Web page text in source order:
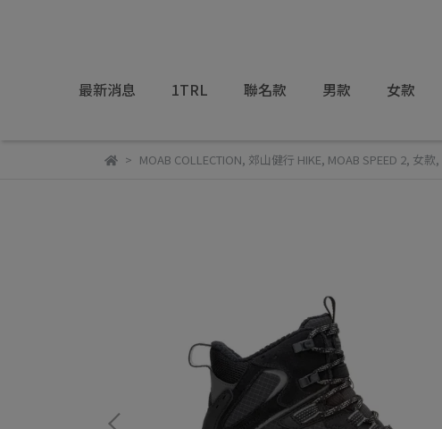
最新消息 1TRL 聯名款 男款 女款
MOAB COLLECTION, 郊山健行 HIKE, MOAB SPEED 2, 女款,